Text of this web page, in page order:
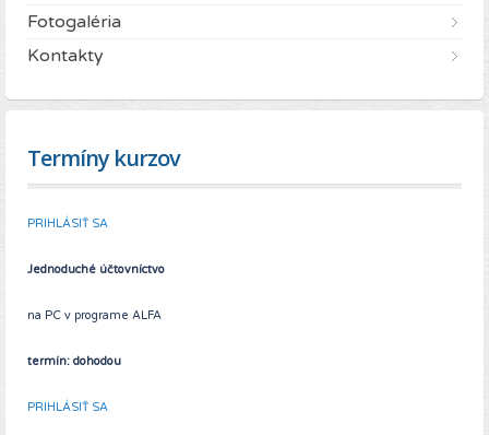
Fotogaléria
Kontakty
Termíny kurzov
PRIHLÁSIŤ SA
Jednoduché účtovníctvo
na PC v programe ALFA
termín: dohodou
PRIHLÁSIŤ SA